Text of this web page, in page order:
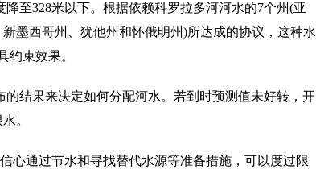
至328米以下。根据依赖科罗拉多河河水的7个州(亚
墨西哥州、犹他州和怀俄明州)所达成的协议，这种水
约束效果。
结果来决定如何分配河水。若到时预测值未好转，开
。
心通过节水和寻找替代水源等准备措施，可以度过限